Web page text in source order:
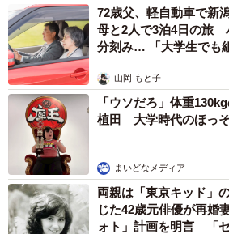
72歳父、軽自動車で新
母と2人で3泊4日の旅
分刻み… 「大学生でも
山岡 もと子
「ウソだろ」体重
植田 大学時代のほっそ
まいどなメディア
両親は「東京キッド」
じた42歳元俳優が再婚
ォト」計画を明言 「